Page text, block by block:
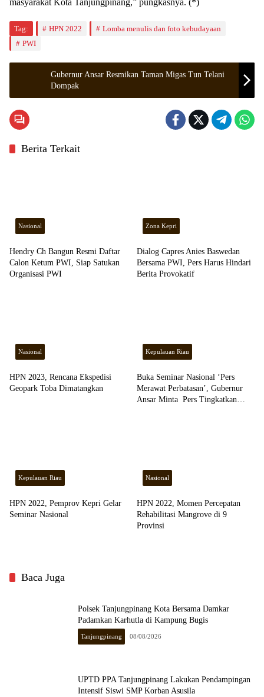
masyarakat Kota Tanjungpinang,” pungkasnya. (*)
Tag: HPN 2022
Lomba menulis dan foto kebudayaan
PWI
Gubernur Ansar Resmikan Taman Migas Tun Telani
Dompak
Berita Terkait
Nasional
Hendry Ch Bangun Resmi Daftar
Calon Ketum PWI, Siap Satukan
Organisasi PWI
Zona Kepri
Dialog Capres Anies Baswedan
Bersama PWI, Pers Harus Hindari
Berita Provokatif
Nasional
HPN 2023, Rencana Ekspedisi
Geopark Toba Dimatangkan
Kepulauan Riau
Buka Seminar Nasional ‘Pers
Merawat Perbatasan’, Gubernur
Ansar Minta Pers Tingkatkan
Kepulauan Riau
HPN 2022, Pemprov Kepri Gelar
Seminar Nasional
Nasional
HPN 2022, Momen Percepatan
Rehabilitasi Mangrove di 9
Provinsi
Baca Juga
Polsek Tanjungpinang Kota Bersama Damkar
Padamkan Karhutla di Kampung Bugis
Tanjungpinang 08/08/2026
UPTD PPA Tanjungpinang Lakukan Pendampingan
Intensif Siswi SMP Korban Asusila